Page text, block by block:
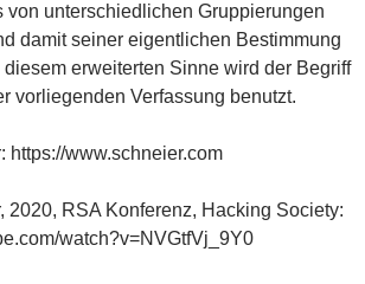
von unterschiedlichen Gruppierungen
damit seiner eigentlichen Bestimmung
diesem erweiterten Sinne wird der Begriff
vorliegenden Verfassung benutzt.
https://www.schneier.com
2020, RSA Konferenz, Hacking Society:
watch?v=NVGtfVj_9Y0